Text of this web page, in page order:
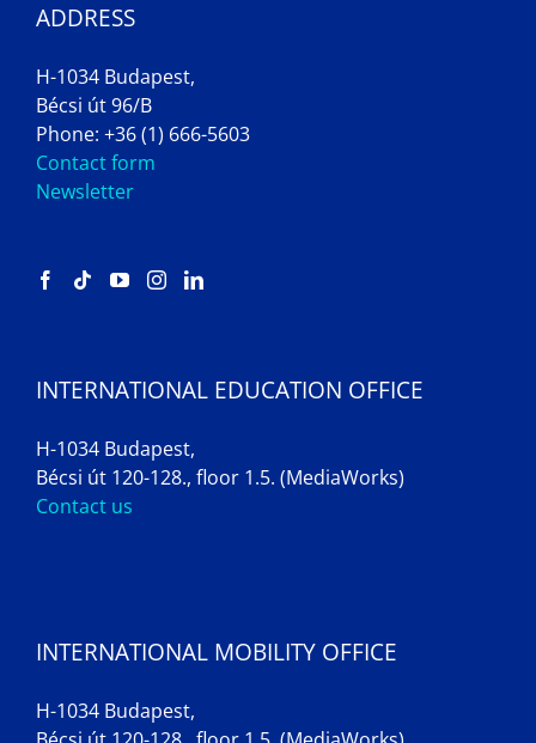
ADDRESS
H-1034 Budapest,
Bécsi út 96/B
Phone: +36 (1) 666-5603
Contact form
Newsletter
INTERNATIONAL EDUCATION OFFICE
H-1034 Budapest,
Bécsi út 120-128., floor 1.5. (MediaWorks)
Contact us
INTERNATIONAL MOBILITY OFFICE
H-1034 Budapest,